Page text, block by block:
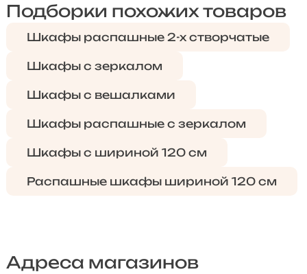
Подборки похожих товаров
Шкафы распашные 2-х створчатые
Шкафы с зеркалом
Шкафы с вешалками
Шкафы распашные с зеркалом
Шкафы с шириной 120 см
Распашные шкафы шириной 120 см
Адреса магазинов